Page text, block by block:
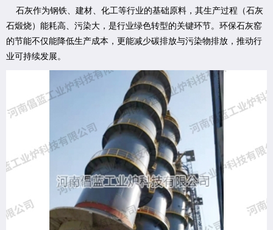
石灰作为钢铁、建材、化工等行业的基础原料，其生产过程（石灰
石煅烧）能耗高、污染大，是行业绿色转型的关键环节。环保石灰窑
的节能不仅能降低生产成本，更能减少碳排放与污染物排放，推动行
业可持续发展。